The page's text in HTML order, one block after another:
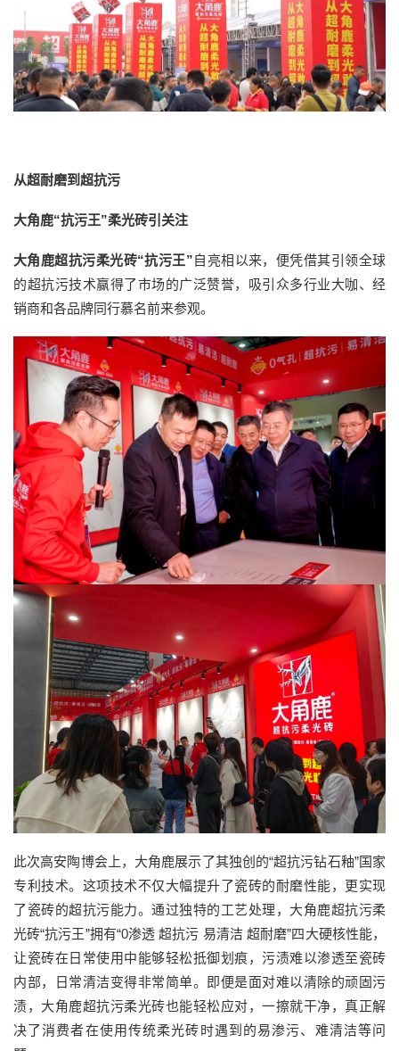
从超耐磨到超抗污
大角鹿“抗污王”柔光砖引关注
大角鹿超抗污柔光砖“抗污王”自亮相以来，便凭借其引领全球
的超抗污技术赢得了市场的广泛赞誉，吸引众多行业大咖、经
销商和各品牌同行慕名前来参观。
此次高安陶博会上，大角鹿展示了其独创的“超抗污钻石釉”国家
专利技术。这项技术不仅大幅提升了瓷砖的耐磨性能，更实现
了瓷砖的超抗污能力。通过独特的工艺处理，大角鹿超抗污柔
光砖“抗污王”拥有“0渗透 超抗污 易清洁 超耐磨”四大硬核性能，
让瓷砖在日常使用中能够轻松抵御划痕，污渍难以渗透至瓷砖
内部，日常清洁变得非常简单。即便是面对难以清除的顽固污
渍，大角鹿超抗污柔光砖也能轻松应对，一擦就干净，真正解
决了消费者在使用传统柔光砖时遇到的易渗污、难清洁等问